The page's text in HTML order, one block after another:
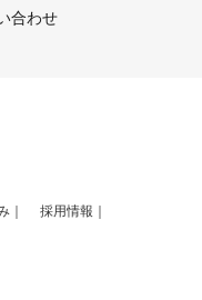
合わせ
採用情報